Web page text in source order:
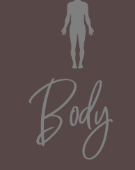
Body
Body
Der Körper ist die Basis von
daher sollte der
richtig funktionieren können
der Körper gesund sein
werden.